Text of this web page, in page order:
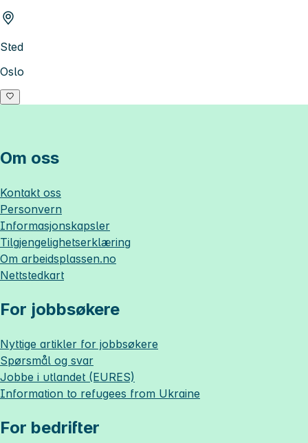
Sted
Oslo
Om oss
Kontakt oss
Personvern
Informasjonskapsler
Tilgjengelighetserklæring
Om arbeidsplassen.no
Nettstedkart
For jobbsøkere
Nyttige artikler for jobbsøkere
Spørsmål og svar
Jobbe i utlandet (EURES)
Information to refugees from Ukraine
For bedrifter